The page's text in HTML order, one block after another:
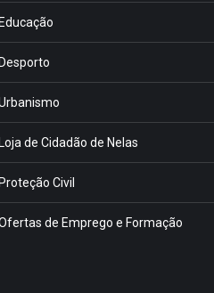
Educação
Desporto
Loja de Cidadão de Nelas
Proteção Civil
de Emprego e Formação